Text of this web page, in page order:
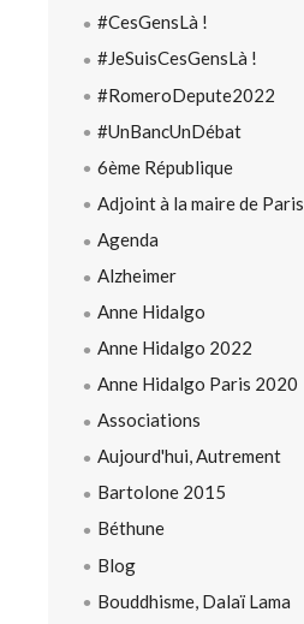
#CesGensLà !
#JeSuisCesGensLà !
#RomeroDepute2022
#UnBancUnDébat
6ème République
Adjoint à la maire de Paris
Agenda
Alzheimer
Anne Hidalgo
Anne Hidalgo 2022
Anne Hidalgo Paris 2020
Associations
Aujourd'hui, Autrement
Bartolone 2015
Béthune
Blog
Bouddhisme, Dalaï Lama